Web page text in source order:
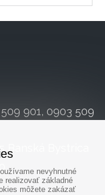
901, 0903 509
Banská Bystrica
nevyhnutné
realizovať základné
môžete zakázať